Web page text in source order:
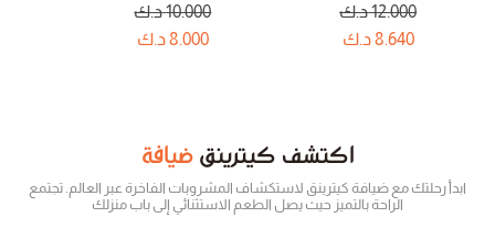
12.000د.ك
8.640د.ك
10.000د.ك
8.000د.ك
اكتشف كيترينقضيافة
ابدأ رحلتك مع ضيافة كيترينق لاستكشاف المشروبات الفاخرة عبر العالم. تجتمع
الراحة بالتميز حيث يصل الطعم الاستثنائي إلى باب منزلك